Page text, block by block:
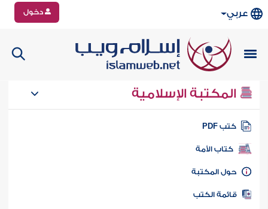
عربي دخول
المكتبة الإسلامية
كتب PDF
كتاب الأمة
المكتبة